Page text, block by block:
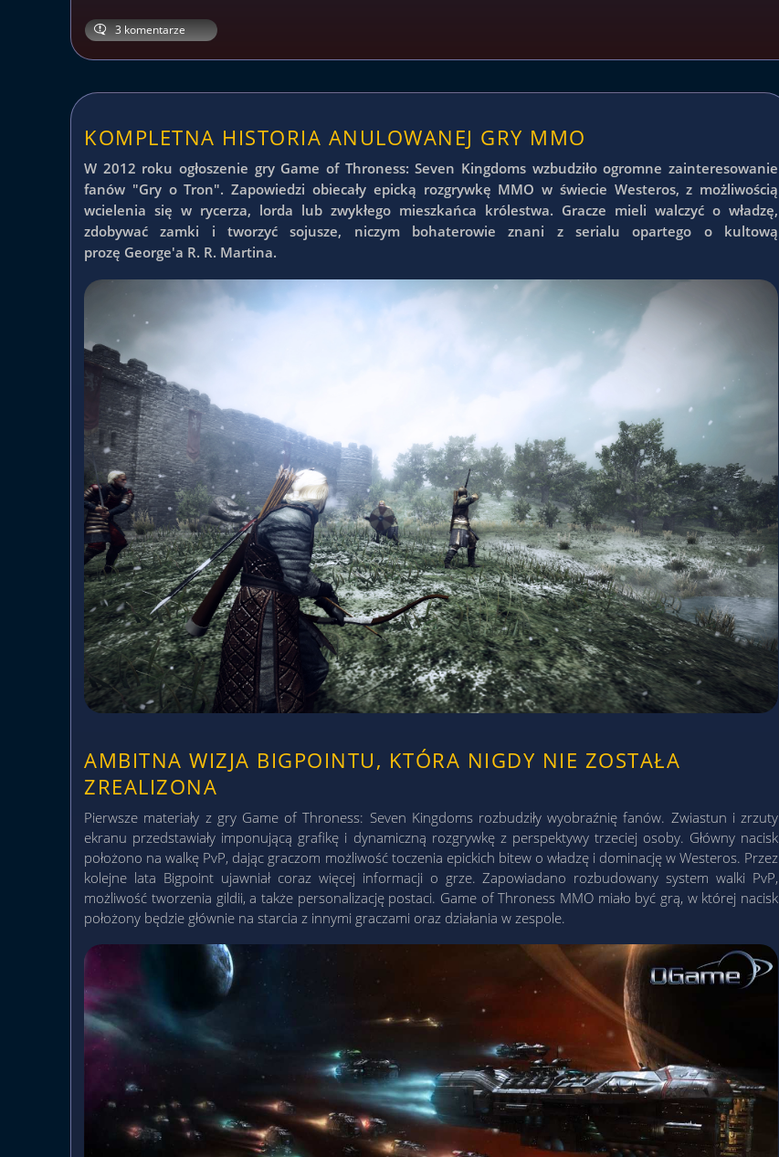
3 komentarze
KOMPLETNA HISTORIA ANULOWANEJ GRY MMO
W 2012 roku ogłoszenie gry Game of Throness: Seven Kingdoms wzbudziło ogromne zainteresowanie
fanów "Gry o Tron". Zapowiedzi obiecały epicką rozgrywkę MMO w świecie Westeros, z możliwością
wcielenia się w rycerza, lorda lub zwykłego mieszkańca królestwa. Gracze mieli walczyć o władzę,
zdobywać zamki i tworzyć sojusze, niczym bohaterowie znani z serialu opartego o kultową
prozę George'a R. R. Martina.
AMBITNA WIZJA BIGPOINTU, KTÓRA NIGDY NIE ZOSTAŁA
ZREALIZONA
Pierwsze materiały z gry Game of Throness: Seven Kingdoms rozbudziły wyobraźnię fanów. Zwiastun i zrzuty
ekranu przedstawiały imponującą grafikę i dynamiczną rozgrywkę z perspektywy trzeciej osoby. Główny nacisk
położono na walkę PvP, dając graczom możliwość toczenia epickich bitew o władzę i dominację w Westeros. Przez
kolejne lata Bigpoint ujawniał coraz więcej informacji o grze. Zapowiadano rozbudowany system walki PvP,
możliwość tworzenia gildii, a także personalizację postaci. Game of Throness MMO miało być grą, w której nacisk
położony będzie głównie na starcia z innymi graczami oraz działania w zespole.